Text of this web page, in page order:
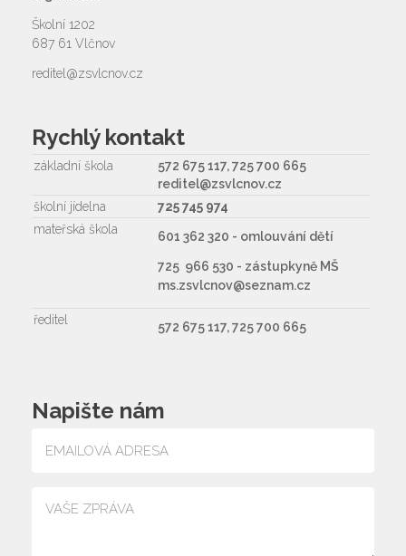
Školní 1202
687 61 Vlčnov
reditel@zsvlcnov.cz
Rychlý kontakt
základní škola
572 675 117, 725 700 665
reditel@zsvlcnov.cz
školní jídelna
725 745 974
mateřská škola
601 362 320 - omlouvání dětí
725 966 530 - zástupkyně MŠ
ms.zsvlcnov@seznam.cz
ředitel 572 675 117, 725 700 665
Napište nám